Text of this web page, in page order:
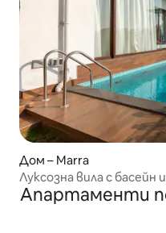
Дом – Marra
Луксозна вила с басейн
Кандолим
Апартаменти